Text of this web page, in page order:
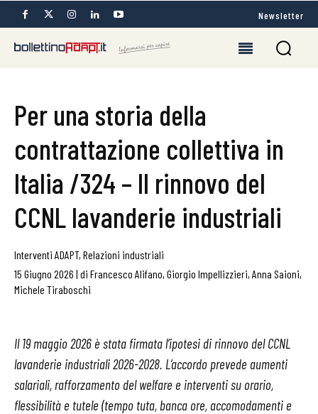
Newsletter
Per una storia della
contrattazione collettiva in
Italia /324 – Il rinnovo del
CCNL lavanderie industriali
Interventi ADAPT, Relazioni industriali
15 Giugno 2026 | di Francesco Alifano, Giorgio Impellizzieri, Anna Saioni,
Michele Tiraboschi
Il 19 maggio 2026 è stata firmata l’ipotesi di rinnovo del CCNL
lavanderie industriali 2026-2028. L’accordo prevede aumenti
salariali, rafforzamento del welfare e interventi su orario,
flessibilità e tutele (tempo tuta, banca ore, accomodamenti e